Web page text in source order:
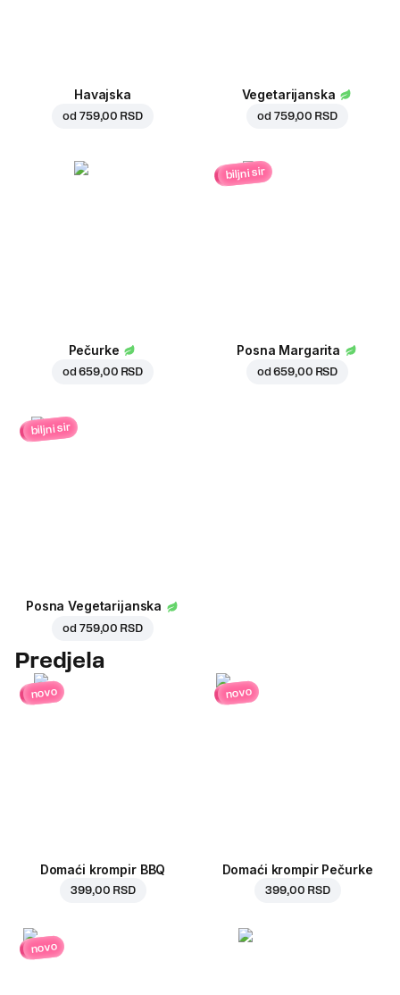
Havajska
od 759,00 RSD
Vegetarijanska
od 759,00 RSD
Pečurke
od659,00 RSD
biljni sir
Posna Margarita
od659,00 RSD
biljni sir
Posna Vegetarijanska
od 759,00 RSD
Predjela
novo
Domaći krompir BBQ
399,00 RSD
novo
Domaći krompir Pečurke
399,00 RSD
novo